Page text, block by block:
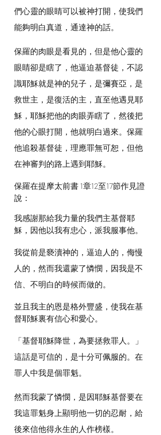
們心靈的眼睛可以被神打開，使我們
能夠明白真道，通達神的話。
保羅的肉眼是看見的，但是他心靈的
眼睛卻是瞎了，他逼迫基督徒，不認
識耶穌就是神的兒子，是彌賽亞，是
救世主，是復活的主，直至他遇見耶
穌，耶穌把他的肉眼弄瞎了，然後把
他的心眼打開，他就明白過來。保羅
他追殺基督徒，理應罪無可恕，但他
在神審判的路上遇到耶穌。
保羅在提摩太前書 1章12至17節作見證
說：
我感謝那給我力量的我們主基督耶
穌，因他以我有忠心，派我服事他。
我從前是褻瀆神的，逼迫人的，侮慢
人的，然而我還蒙了憐憫，因我是不
信、不明白的時候而做的。
並且我主的恩是格外豐盛，使我在基
督耶穌裏有信心和愛心。
「基督耶穌降世，為要拯救罪人。」
這話是可信的，是十分可佩服的。在
罪人中我是個罪魁。
然而我蒙了憐憫，是因耶穌基督要在
我這罪魁身上顯明他一切的忍耐，給
後來信他得永生的人作榜樣。